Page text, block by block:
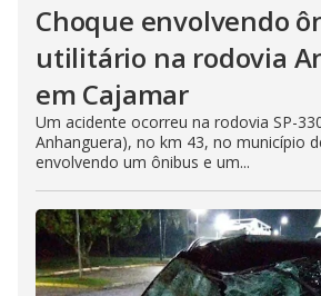
Choque envolvendo
utilitário na rodovia
em Cajamar
Um acidente ocorreu na rodovia SP-
Anhanguera), no km 43, no município
envolvendo um ônibus e um...